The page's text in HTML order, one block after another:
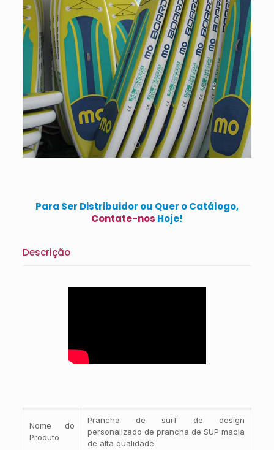
Para Ser Distribuidor ou Quer o Catálogo,
Contate-nos Hoje!
Descrição
Nome do
Produto
Prancha de surf de design
personalizado de prancha de SUP macia
de alta qualidade